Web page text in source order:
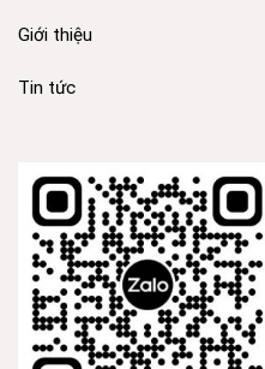
Giới thiệu
Tin tức